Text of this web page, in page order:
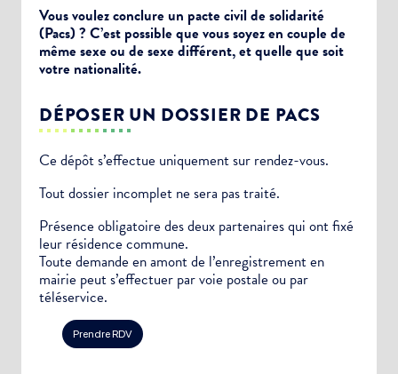
Vous voulez conclure un pacte civil de solidarité
(Pacs) ? C’est possible que vous soyez en couple de
même sexe ou de sexe différent, et quelle que soit
votre nationalité.
DÉPOSER UN DOSSIER DE PACS
Ce dépôt s’effectue uniquement sur rendez-vous.
Tout dossier incomplet ne sera pas traité.
Présence obligatoire des deux partenaires qui ont fixé
leur résidence commune.
Toute demande en amont de l’enregistrement en
mairie peut s’effectuer par voie postale ou par
téléservice.